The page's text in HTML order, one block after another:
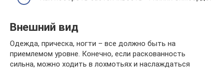
Внешний вид
Одежда, прическа, ногти – все должно быть на
приемлемом уровне. Конечно, если раскованность
сильна, можно ходить в лохмотьях и наслаждаться